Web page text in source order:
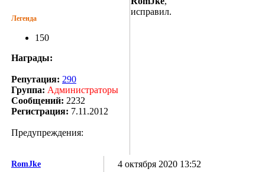
Легенда
150
Награды:
Репутация: 290
Группа: Администраторы
Сообщений: 2232
Регистрация: 7.11.2012
Предупреждения:
исправил.
RomJke 4 октября 2020 13:52